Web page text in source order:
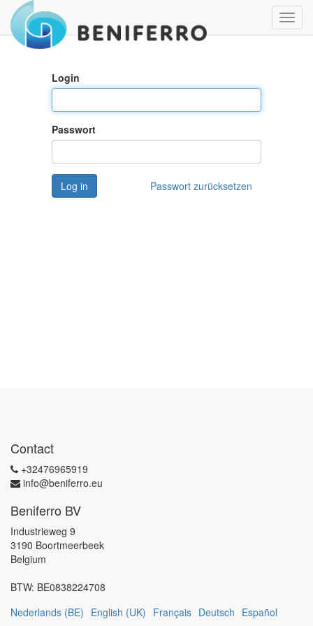
ein-/
Login
Passwort
Passwort zurücksetzen
Log in
Contact
+32476965919
info@beniferro.eu
Beniferro BV
Industrieweg 9
3190 Boortmeerbeek
Belgium
BTW: BE0838224708
Nederlands (BE) English (UK) Français Deutsch Español